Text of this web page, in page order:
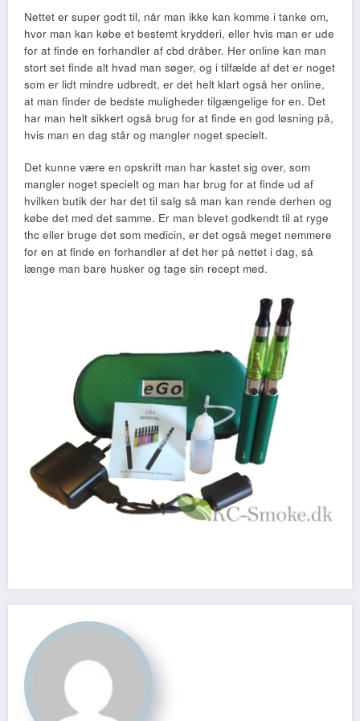
Nettet er super godt til, når man ikke kan komme i tanke om,
hvor man kan købe et bestemt krydderi, eller hvis man er ude
for at finde en forhandler af cbd dråber. Her online kan man
stort set finde alt hvad man søger, og i tilfælde af det er noget
som er lidt mindre udbredt, er det helt klart også her online,
at man finder de bedste muligheder tilgængelige for en. Det
har man helt sikkert også brug for at finde en god løsning på,
hvis man en dag står og mangler noget specielt.
Det kunne være en opskrift man har kastet sig over, som
mangler noget specielt og man har brug for at finde ud af
hvilken butik der har det til salg så man kan rende derhen og
købe det med det samme. Er man blevet godkendt til at ryge
thc eller bruge det som medicin, er det også meget nemmere
for en at finde en forhandler af det her på nettet i dag, så
længe man bare husker og tage sin recept med.